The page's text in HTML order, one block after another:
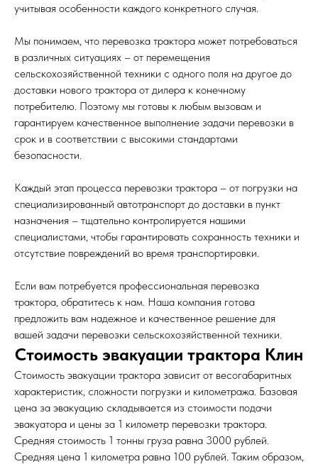
учитывая особенности каждого конкретного случая.
Мы понимаем, что перевозка трактора может потребоваться
в различных ситуациях – от перемещения
сельскохозяйственной техники с одного поля на другое до
доставки нового трактора от дилера к конечному
потребителю. Поэтому мы готовы к любым вызовам и
гарантируем качественное выполнение задачи перевозки в
срок и в соответствии с высокими стандартами
безопасности.
Каждый этап процесса перевозки трактора – от погрузки на
специализированный автотранспорт до доставки в пункт
назначения – тщательно контролируется нашими
специалистами, чтобы гарантировать сохранность техники и
отсутствие повреждений во время транспортировки.
Если вам потребуется профессиональная перевозка
трактора, обратитесь к нам. Наша компания готова
предложить вам надежное и качественное решение для
вашей задачи перевозки сельскохозяйственной техники.
Стоимость эвакуации трактора Клин
Стоимость эвакуации трактора зависит от весогабаритных
характеристик, сложности погрузки и километража. Базовая
цена за эвакуацию складывается из стоимости подачи
эвакуатора и цены за 1 километр перевозки трактора.
Средняя стоимость 1 тонны груза равна 3000 рублей.
Средняя цена 1 километра равна 100 рублей. Таким образом,